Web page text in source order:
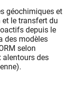
géochimiques et
le transfert du
depuis le
des modèles
selon
alentours des